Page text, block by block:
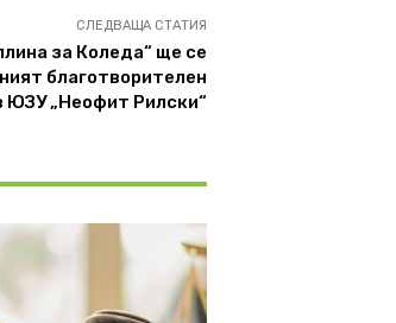
СЛЕДВАЩА СТАТИЯ
за Коледа“ ще се
благотворителен
ЮЗУ „Неофит Рилски“